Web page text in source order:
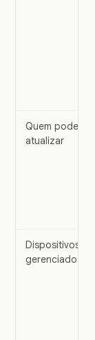
Quem pode
atualizar
Dispositivos
gerenciados